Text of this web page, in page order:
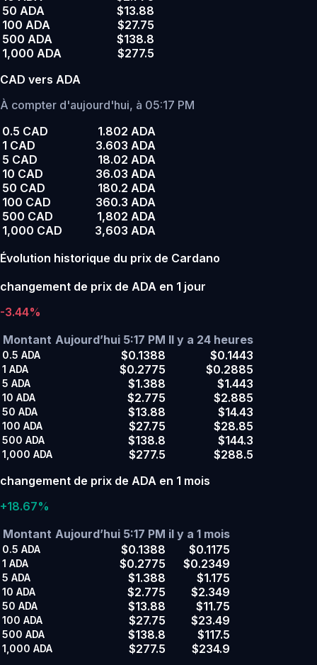
50 ADA
$13.88
100 ADA
$27.75
500 ADA
$138.8
1,000 ADA
$277.5
CAD vers ADA
À compter d'aujourd'hui, à 05:17 PM
0.5 CAD
1.802 ADA
1 CAD
3.603 ADA
5 CAD
18.02 ADA
10 CAD
36.03 ADA
50 CAD
180.2 ADA
100 CAD
360.3 ADA
500 CAD
1,802 ADA
1,000 CAD
3,603 ADA
Évolution historique du prix de Cardano
changement de prix de ADA en 1 jour
-3.44%
Montant Aujourd’hui 5:17 PM Il y a 24 heures
0.5 ADA $0.1388 $0.1443
1 ADA $0.2775 $0.2885
5 ADA $1.388 $1.443
10 ADA $2.775 $2.885
50 ADA $13.88 $14.43
100 ADA $27.75 $28.85
500 ADA $138.8 $144.3
1,000 ADA $277.5
$288.5
changement de prix de ADA en 1 mois
+18.67%
Montant Aujourd’hui 5:17 PM il y a 1 mois
0.5 ADA $0.1388 $0.1175
1 ADA $0.2775 $0.2349
5 ADA $1.388 $1.175
10 ADA $2.775 $2.349
50 ADA $13.88 $11.75
100 ADA $27.75 $23.49
500 ADA $138.8 $117.5
1,000 ADA $277.5
$234.9